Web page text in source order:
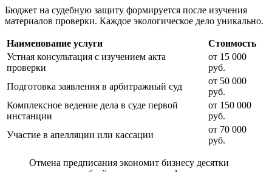
Бюджет на судебную защиту формируется после изучения
материалов проверки. Каждое экологическое дело уникально.
Наименование услуги
Стоимость
Устная консультация с изучением акта
проверки
от 15 000
руб.
Подготовка заявления в арбитражный суд
от 50 000
руб.
Комплексное ведение дела в суде первой
инстанции
от 150 000
руб.
Участие в апелляции или кассации
от 70 000
руб.
Отмена предписания экономит бизнесу десятки